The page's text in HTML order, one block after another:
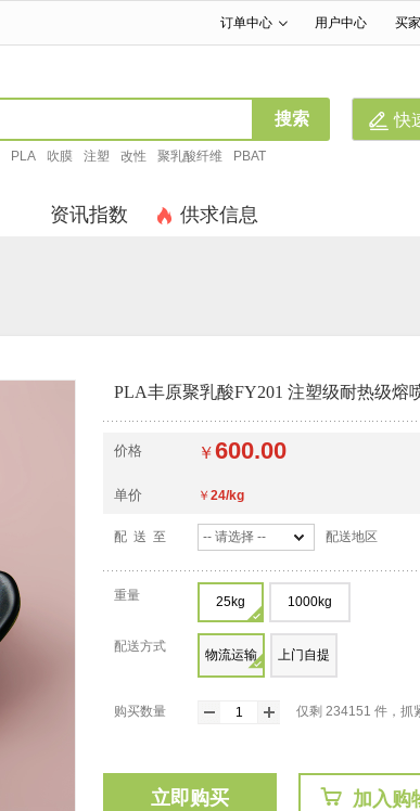
订单中心 用户中心 买
搜索 快
PLA 吹膜 注塑 改性 聚乳酸纤维 PBAT
资讯指数 供求信息
PLA丰原聚乳酸FY201 注塑级耐热级熔
价格 ￥600.00
单价 ￥ 24/kg
配 送 至 -- 请选择 -- 配送地区
重量 25kg 1000kg
配送方式
物流运输 上门自提
购买数量 仅剩 234151 件，抓
立即购买 加入购